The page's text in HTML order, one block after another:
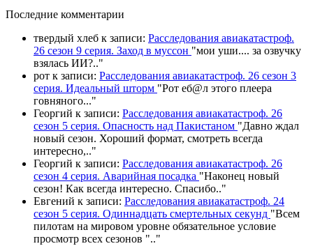
Последние комментарии
твердый хлеб к записи: Расследования авиакатастроф.
26 сезон 9 серия. Заход в муссон "мои уши.... за озвучку
взялась ИИ?.."
рот к записи: Расследования авиакатастроф. 26 сезон 3
серия. Идеальный шторм "Рот еб@л этого плеера
говняного..."
Георгий к записи: Расследования авиакатастроф. 26
сезон 5 серия. Опасность над Пакистаном "Давно ждал
новый сезон. Хороший формат, смотреть всегда
интересно,.."
Георгий к записи: Расследования авиакатастроф. 26
сезон 4 серия. Аварийная посадка "Наконец новый
сезон! Как всегда интересно. Спасибо.."
Евгений к записи: Расследования авиакатастроф. 24
сезон 5 серия. Одиннадцать смертельных секунд "Всем
пилотам на мировом уровне обязательное условие
просмотр всех сезонов ".."